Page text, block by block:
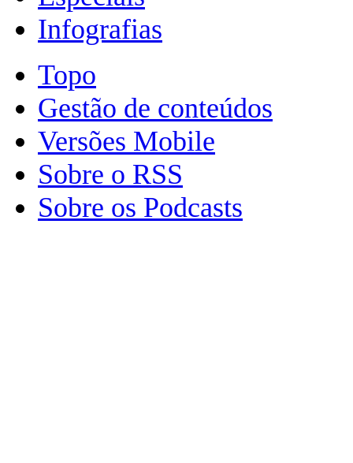
Infografias
Topo
Gestão de conteúdos
Versões Mobile
Sobre o RSS
Sobre os Podcasts